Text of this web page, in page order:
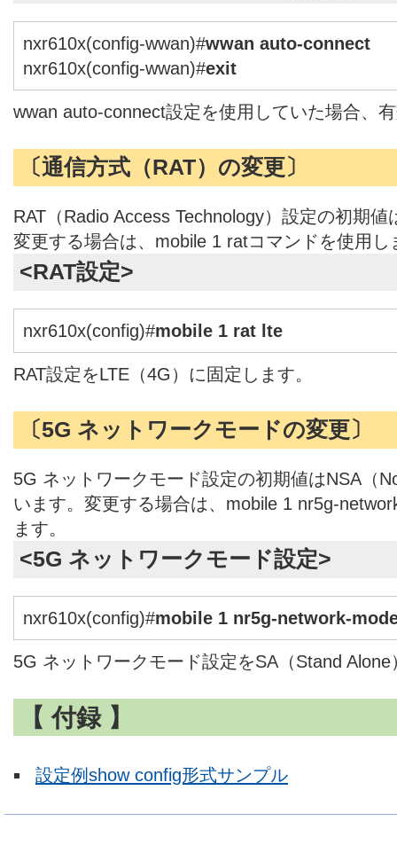
nxr610x(config-wwan)#wwan auto-connect
nxr610x(config-wwan)#exit
wwan auto-connect設定を使用していた場合、
〔通信方式（RAT）の変更〕
RAT（Radio Access Technology）設定の初期
変更する場合は、mobile 1 ratコマンドを使用し
<RAT設定>
nxr610x(config)#mobile 1 rat lte
RAT設定をLTE（4G）に固定します。
〔5G ネットワークモードの変更〕
5G ネットワークモード設定の初期値はNSA（
います。変更する場合は、mobile 1 nr5g-
ます。
<5G ネットワークモード設定>
nxr610x(config)#mobile 1 nr5g-network-
5G ネットワークモード設定をSA（Stand
【 付録 】
設定例show config形式サンプル